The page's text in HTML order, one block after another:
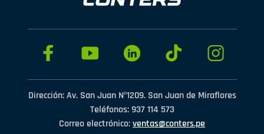
Dirección: Av. San Juan Nº1209. San Juan de Miraflores
Teléfonos: 937 114 573
Correo electrónico:ventas@conters.pe